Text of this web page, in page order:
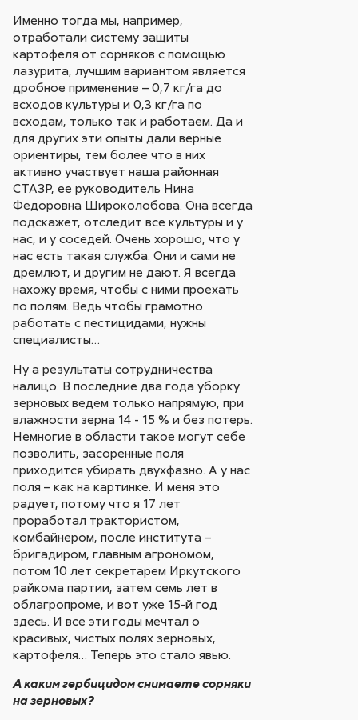
Именно тогда мы, например,
отработали систему защиты
картофеля от сорняков с помощью
лазурита, лучшим вариантом является
дробное применение – 0,7 кг/га до
всходов культуры и 0,3 кг/га по
всходам, только так и работаем. Да и
для других эти опыты дали верные
ориентиры, тем более что в них
активно участвует наша районная
СТАЗР, ее руководитель Нина
Федоровна Широколобова. Она всегда
подскажет, отследит все культуры и у
нас, и у соседей. Очень хорошо, что у
нас есть такая служба. Они и сами не
дремлют, и другим не дают. Я всегда
нахожу время, чтобы с ними проехать
по полям. Ведь чтобы грамотно
работать с пестицидами, нужны
специалисты…
Ну а результаты сотрудничества
налицо. В последние два года уборку
зерновых ведем только напрямую, при
влажности зерна 14 - 15 % и без потерь.
Немногие в области такое могут себе
позволить, засоренные поля
приходится убирать двухфазно. А у нас
поля – как на картинке. И меня это
радует, потому что я 17 лет
проработал трактористом,
комбайнером, после института –
бригадиром, главным агрономом,
потом 10 лет секретарем Иркутского
райкома партии, затем семь лет в
облагропроме, и вот уже 15-й год
здесь. И все эти годы мечтал о
красивых, чистых полях зерновых,
картофеля… Теперь это стало явью.
А каким гербицидом снимаете сорняки
на зерновых?